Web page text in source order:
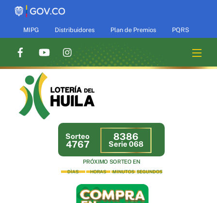
Skip
contentMIPG Distribuidores Plan de Premios PQRS
Sorteo
4767
8386
Serie 068
PRÓXIMO SORTEO EN
DÌAS HORAS MINUTOS SEGUNDOS